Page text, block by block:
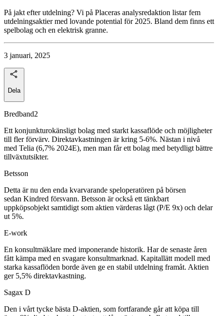
På jakt efter utdelning? Vi på Placeras analysredaktion listar fem
utdelningsaktier med lovande potential för 2025. Bland dem finns ett
spelbolag och en elektrisk granne.
3 januari, 2025
Dela
Bredband2
Ett konjunkturokänsligt bolag med starkt kassaflöde och möjligheter
till fler förvärv. Direktavkastningen är kring 5-6%. Nästan i nivå
med Telia (6,7% 2024E), men man får ett bolag med betydligt bättre
tillväxtutsikter.
Betsson
Detta är nu den enda kvarvarande speloperatören på börsen
sedan Kindred försvann. Betsson är också ett tänkbart
uppköpsobjekt samtidigt som aktien värderas lågt (P/E 9x) och delar
ut 5%.
E-work
En konsultmäklare med imponerande historik. Har de senaste åren
fått kämpa med en svagare konsultmarknad. Kapitallätt modell med
starka kassaflöden borde även ge en stabil utdelning framåt. Aktien
ger 5,5% direktavkastning.
Sagax D
Den i vårt tycke bästa D-aktien, som fortfarande går att köpa till